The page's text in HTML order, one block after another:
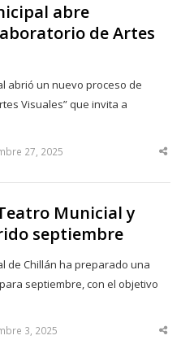
abre
de Artes
abrió un nuevo proceso de
Visuales” que invita a
27, 2025
Municial y
septiembre
de Chillán ha preparado una
septiembre, con el objetivo
3, 2025